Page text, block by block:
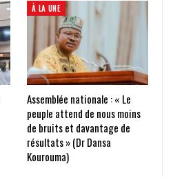
À LA UNE
Assemblée nationale : « Le
peuple attend de nous moins
de bruits et davantage de
résultats » (Dr Dansa
Kourouma)